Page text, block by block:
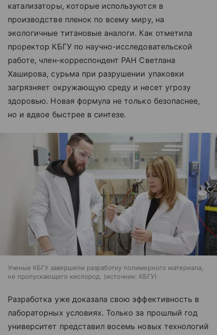
катализаторы, которые используются в
производстве пленок по всему миру, на
экологичные титановые аналоги. Как отметила
проректор КБГУ по научно-исследовательской
работе, член-корреспондент РАН Светлана
Хаширова, сурьма при разрушении упаковки
загрязняет окружающую среду и несет угрозу
здоровью. Новая формула не только безопаснее,
но и вдвое быстрее в синтезе.
Ученые КБГУ завершили разработку полимерного материала,
не пропускающего кислород.
источник: КБГУ
Разработка уже доказала свою эффективность в
лабораторных условиях. Только за прошлый год
университет представил восемь новых технологий